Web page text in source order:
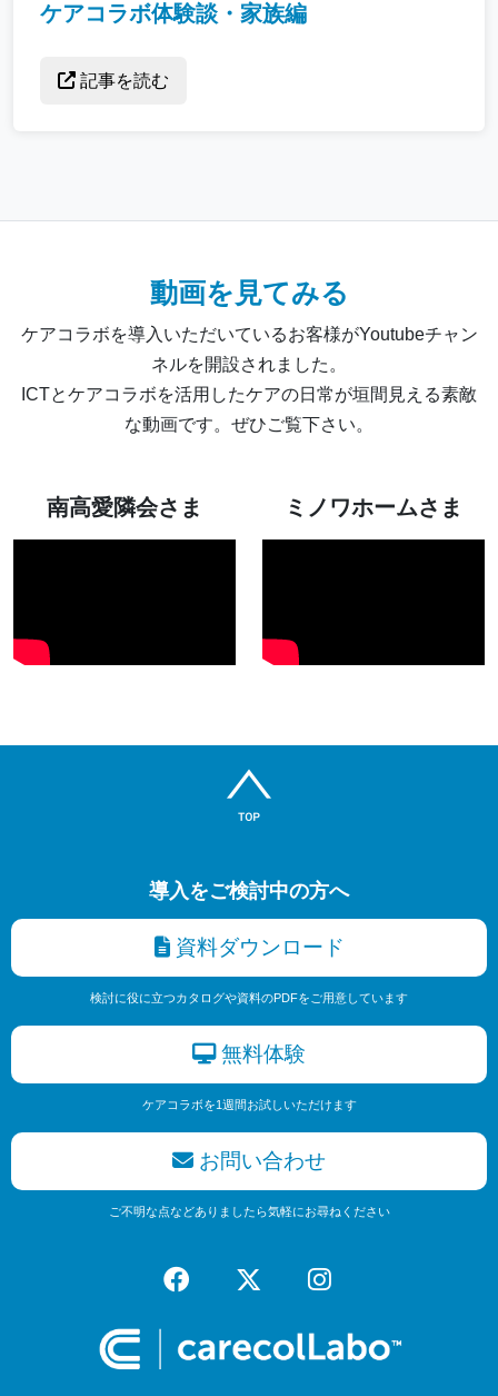
ケアコラボ体験談・家族編
記事を読む
動画を見てみる
ケアコラボを導入いただいているお客様がYoutubeチャン
ネルを開設されました。
ICTとケアコラボを活用したケアの日常が垣間見える素敵
な動画です。ぜひご覧下さい。
南高愛隣会さま ミノワホームさま
導入をご検討中の方へ
資料ダウンロード
検討に役に立つカタログや資料のPDFをご用意しています
無料体験
ケアコラボを1週間お試しいただけます
お問い合わせ
ご不明な点などありましたら気軽にお尋ねください